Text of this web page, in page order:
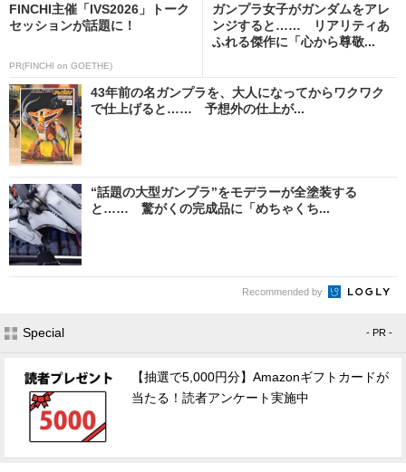
FINCHI主催「IVS2026」トーク
セッションが話題に！
PR(FINCHI on GOETHE)
ガンプラ女子がガンダムをアレ
ンジすると…… リアリティあ
ふれる傑作に「心から尊敬...
43年前の名ガンプラを、大人になってからワクワク
で仕上げると…… 予想外の仕上が...
“話題の大型ガンプラ”をモデラーが全塗装する
と…… 驚がくの完成品に「めちゃくち...
Recommended by
Special - PR -
【抽選で5,000円分】Amazonギフトカードが
当たる！読者アンケート実施中